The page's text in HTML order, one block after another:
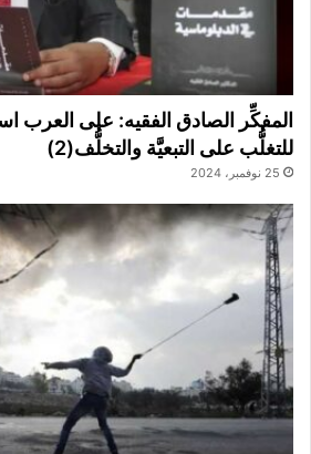
المفكِّر الصادق الفقيه: على العرب
للتغلُّب على التبعيَّة والتخلُّف(2)
25 نوفمبر، 2024